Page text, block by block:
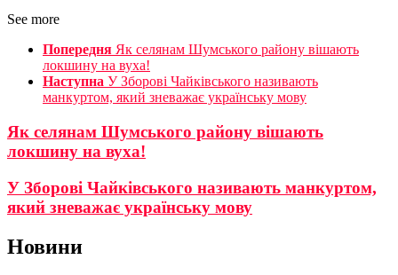
See more
Попередня Як селянам Шумського району вішають
локшину на вуха!
Наступна У Зборові Чайківського називають
манкуртом, який зневажає українську мову
Як селянам Шумського району вішають
локшину на вуха!
У Зборові Чайківського називають манкуртом,
який зневажає українську мову
Новини